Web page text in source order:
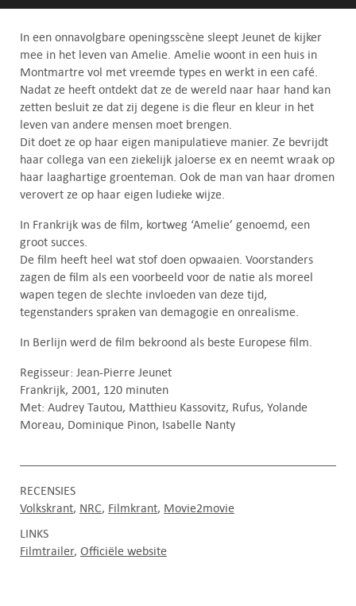
In een onnavolgbare openingsscène sleept Jeunet de kijker
mee in het leven van Amelie. Amelie woont in een huis in
Montmartre vol met vreemde types en werkt in een café.
Nadat ze heeft ontdekt dat ze de wereld naar haar hand kan
zetten besluit ze dat zij degene is die fleur en kleur in het
leven van andere mensen moet brengen.
Dit doet ze op haar eigen manipulatieve manier. Ze bevrijdt
haar collega van een ziekelijk jaloerse ex en neemt wraak op
haar laaghartige groenteman. Ook de man van haar dromen
verovert ze op haar eigen ludieke wijze.
In Frankrijk was de film, kortweg ‘Amelie’ genoemd, een
groot succes.
De film heeft heel wat stof doen opwaaien. Voorstanders
zagen de film als een voorbeeld voor de natie als moreel
wapen tegen de slechte invloeden van deze tijd,
tegenstanders spraken van demagogie en onrealisme.
In Berlijn werd de film bekroond als beste Europese film.
Regisseur: Jean-Pierre Jeunet
Frankrijk, 2001, 120 minuten
Met: Audrey Tautou, Matthieu Kassovitz, Rufus, Yolande
Moreau, Dominique Pinon, Isabelle Nanty
RECENSIES
Volkskrant NRC Filmkrant Movie2movie
LINKS
Filmtrailer Officiële website